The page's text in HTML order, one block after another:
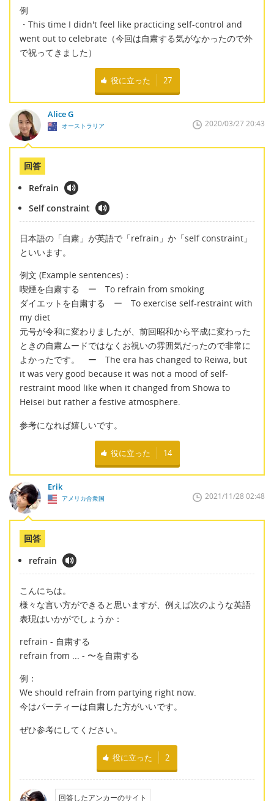
例
・This time I didn't feel like practicing self-control and
went out to celebrate（今回は自粛する気がなかったので外
で祝ってきました）
役に立った 27
Alice G
オーストラリア 2020/03/27 20:43
回答
Refrain
Self constraint
日本語の「自粛」が英語で「refrain」か「self constraint」
といいます。
例文 (Example sentences)：
喫煙を自粛する ー To refrain from smoking
ダイエットを自粛する ー To exercise self-restraint with
my diet
元号が令和に変わりましたが、前回昭和から平成に変わった
ときの自粛ムードではなくお祝いの雰囲気だったので非常に
よかったです。 ー The era has changed to Reiwa, but
it was very good because it was not a mood of self-
restraint mood like when it changed from Showa to
Heisei but rather a festive atmosphere.
参考になれば嬉しいです。
役に立った 14
Erik
アメリカ合衆国 2021/11/28 02:48
回答
refrain
こんにちは。
様々な言い方ができると思いますが、例えば次のような英語
表現はいかがでしょうか：
refrain - 自粛する
refrain from ... - 〜を自粛する
例：
We should refrain from partying right now.
今はパーティーは自粛した方がいいです。
ぜひ参考にしてください。
役に立った 2
回答したアンカーのサイト